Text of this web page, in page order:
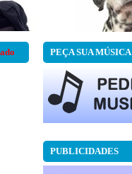
PEÇA SUA MÚSICA
PUBLICIDADES